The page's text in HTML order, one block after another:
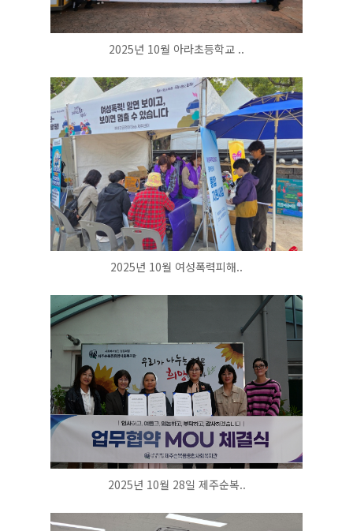
2025년 10월 아라초등학교 ..
2025년 10월 여성폭력피해..
2025년 10월 28일 제주순복..